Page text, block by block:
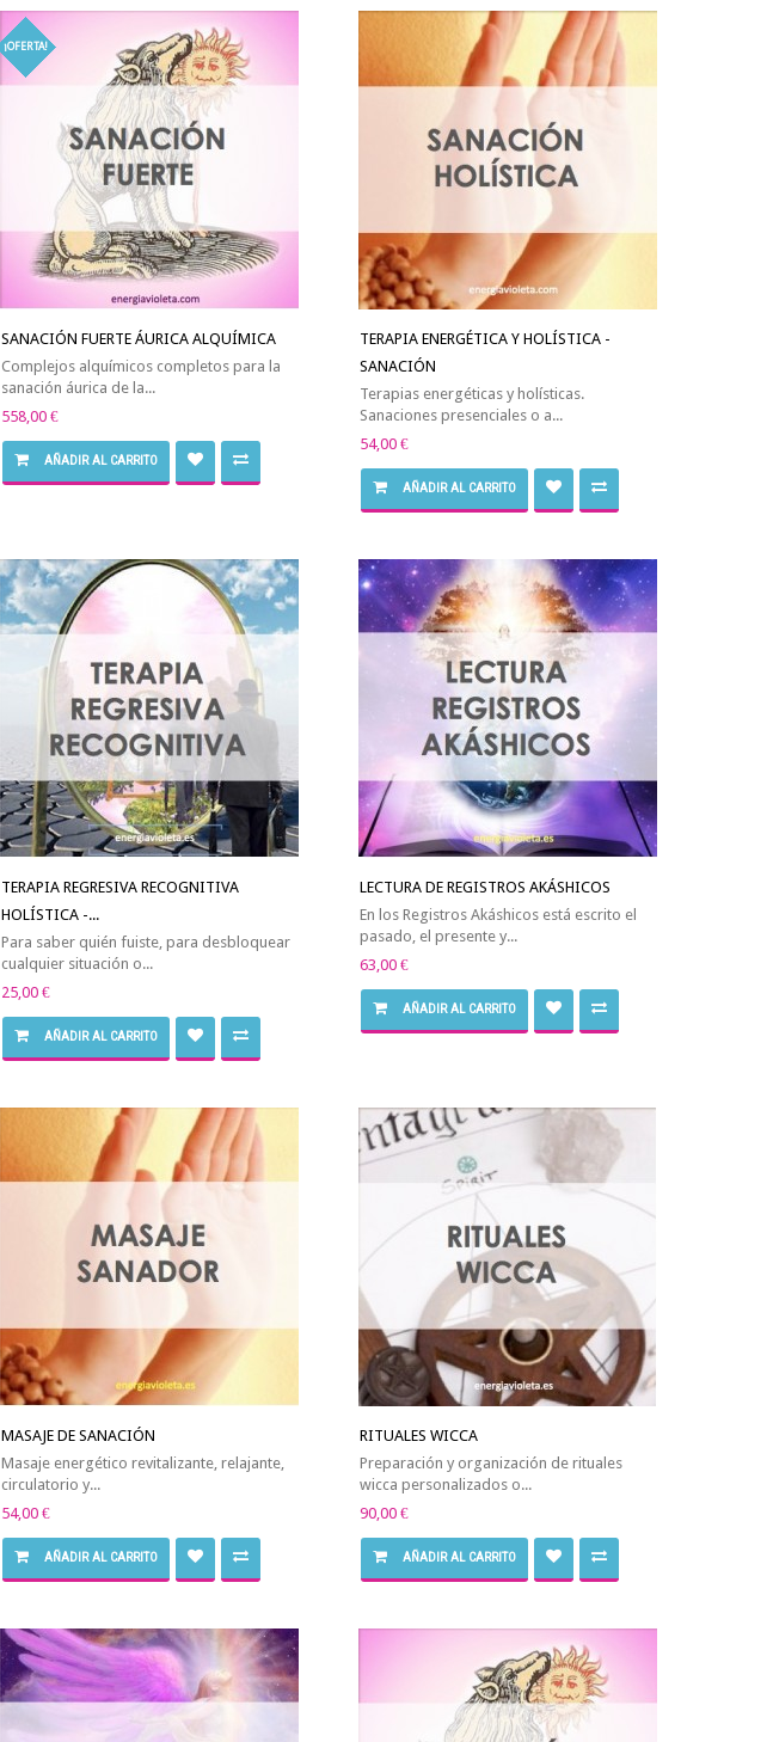
¡OFERTA!
SANACIÓN FUERTE ÁURICA ALQUÍMICA
Complejos alquímicos completos para la
sanación áurica de la...
558,00 €
AÑADIR AL CARRITO
TERAPIA ENERGÉTICA Y HOLÍSTICA -
SANACIÓN
Terapias energéticas y holísticas.
Sanaciones presenciales o a...
54,00 €
AÑADIR AL CARRITO
TERAPIA REGRESIVA RECOGNITIVA
HOLÍSTICA -...
Para saber quién fuiste, para desbloquear
cualquier situación o...
25,00 €
AÑADIR AL CARRITO
LECTURA DE REGISTROS AKÁSHICOS
En los Registros Akáshicos está escrito el
pasado, el presente y...
63,00 €
AÑADIR AL CARRITO
MASAJE DE SANACIÓN
Masaje energético revitalizante, relajante,
circulatorio y...
54,00 €
AÑADIR AL CARRITO
RITUALES WICCA
Preparación y organización de rituales
wicca personalizados o...
90,00 €
AÑADIR AL CARRITO